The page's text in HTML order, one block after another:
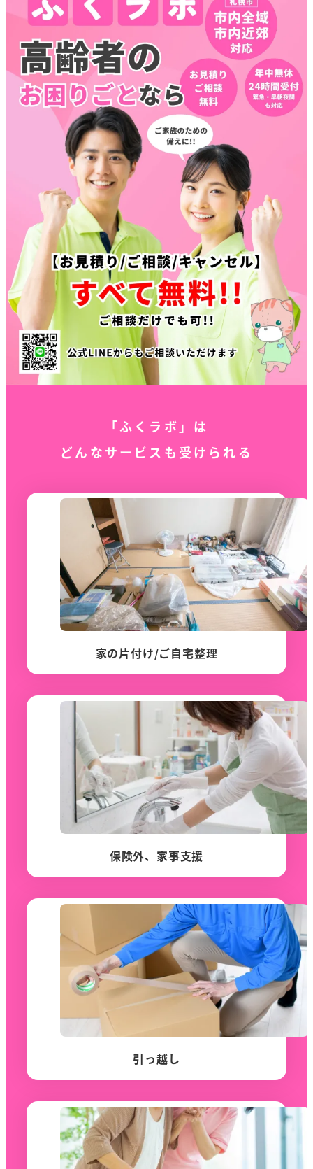
「ふくラボ」は
どんなサービスも受けられる
家の片付け/ご自宅整理
保険外、家事支援
引っ越し